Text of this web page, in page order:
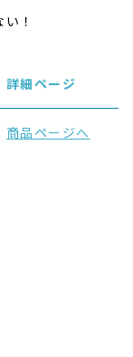
！
詳細ページ
商品ページへ